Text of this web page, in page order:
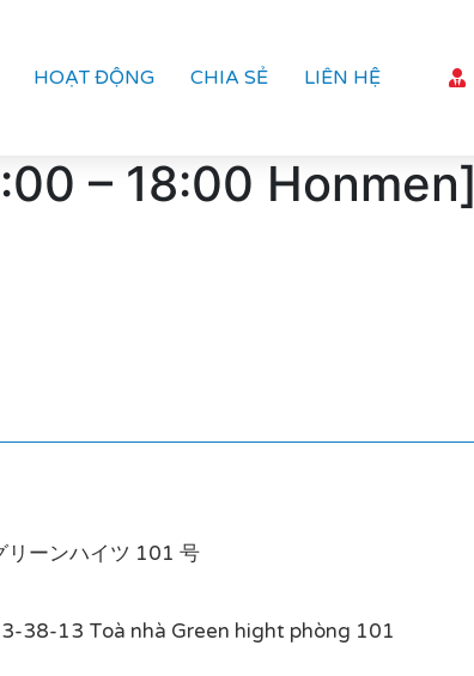
HOẠT ĐỘNG CHIA SẺ LIÊN HỆ
– 18:00 Honmen]
リーンハイツ 101 号
38-13 Toà nhà Green hight phòng 101